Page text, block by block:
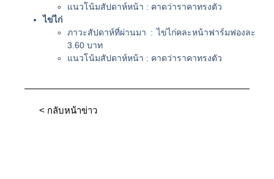
แนวโน้มสัปดาห์หน้า : คาดว่าราคาทรงตัว
ไข่ไก่
ภาวะสัปดาห์ที่ผ่านมา : ไข่ไก่คละหน้าฟาร์มฟองละ
3.60 บาท
แนวโน้มสัปดาห์หน้า : คาดว่าราคาทรงตัว
< กลับหน้าข่าว